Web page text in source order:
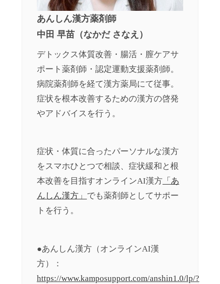
あんしん漢方薬剤師
中田 早苗（なかだ さなえ）
デトックス体質改善・腸活・膣ケアサ
ポート薬剤師・認定運動支援薬剤師。
病院薬剤師を経て漢方薬局にて従事。
症状を根本改善するための漢方の啓発
やアドバイスを行う。
症状・体質に合ったパーソナルな漢方
をスマホひとつで相談、症状緩和と根
本改善を目指すオンラインAI漢方「あ
んしん漢方」 でも薬剤師としてサポー
トを行う。
●あんしん漢方（オンラインAI漢
方）：
https://www.kamposupport.com/anshin1.0/lp/?